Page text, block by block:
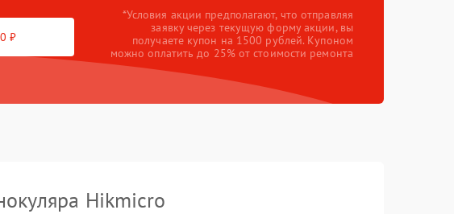
₽
*Условия акции предполагают, что отправляя
заявку через текущую форму акции, вы
получаете купон на 1500 рублей. Купоном
можно оплатить до 25% от стоимости ремонта
Hikmicro